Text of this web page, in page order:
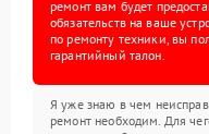
ремонт вам будет
обязательств на ваше
по ремонту техники, вы
гарантийный талон.
Я уже знаю в чем
ремонт необходим. Для